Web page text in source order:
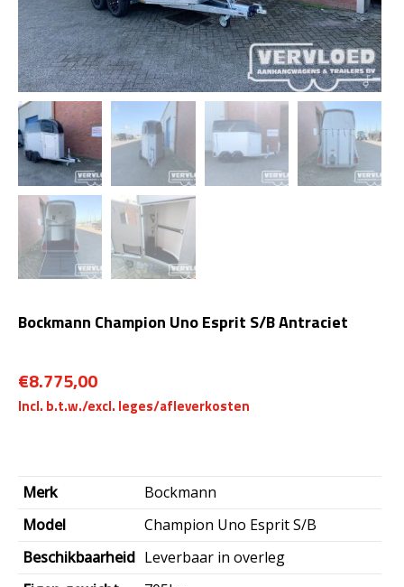
Bockmann Champion Uno Esprit S/B Antraciet
€8.775,00
Merk
Bockmann
Model
Champion Uno Esprit S/B
Beschikbaarheid Leverbaar in overleg